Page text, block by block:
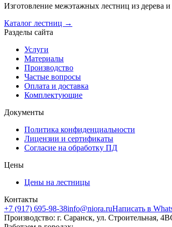
Изготовление межэтажных лестниц из дерева
Каталог лестниц →
Разделы сайта
Услуги
Материалы
Производство
Частые вопросы
Оплата и доставка
Комплектующие
Документы
Политика конфиденциальности
Лицензии и сертификаты
Согласие на обработку ПД
Цены
Цены на лестницы
Контакты
+7 (917) 695-98-38info@niora.ruНаписать в
Производство: г. Саранск, ул. Строительная,